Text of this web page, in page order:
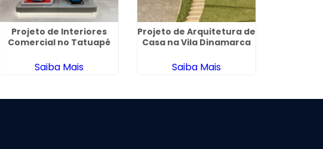
Projeto de Interiores
Comercial no Tatuapé
Saiba Mais
Projeto de Arquitetura de
Casa na Vila Dinamarca
Saiba Mais